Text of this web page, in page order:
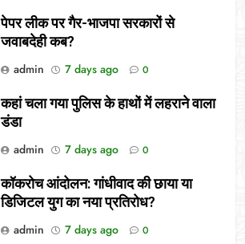
पेपर लीक पर गैर-भाजपा सरकारों से
जवाबदेही कब?
admin
7 days ago 0
कहां चला गया पुलिस के हाथों में लहराने वाला
डंडा
admin
7 days ago 0
कॉकरोच आंदोलन: गांधीवाद की छाया या
डिजिटल युग का नया प्रतिरोध?
admin
7 days ago 0